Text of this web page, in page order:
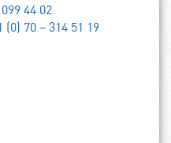
44 02
(0) 70 – 314 51 19